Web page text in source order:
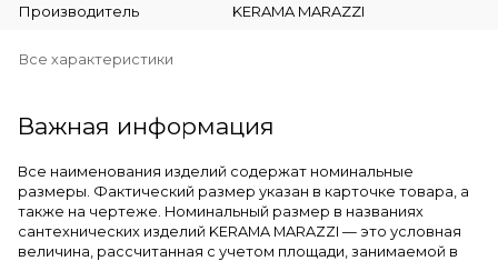
Производитель KERAMA MARAZZI
Все характеристики
Важная информация
Все наименования изделий содержат номинальные
размеры. Фактический размер указан в карточке товара, а
также на чертеже. Номинальный размер в названиях
сантехнических изделий KERAMA MARAZZI — это условная
величина, рассчитанная с учетом площади, занимаемой в